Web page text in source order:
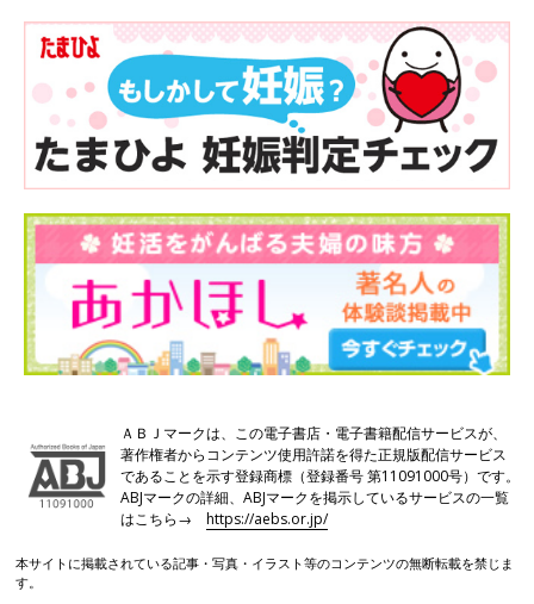
ＡＢＪマークは、この電子書店・電子書籍配信サービスが、
著作権者からコンテンツ使用許諾を得た正規版配信サービス
であることを示す登録商標（登録番号 第11091000号）です。
ABJマークの詳細、ABJマークを掲示しているサービスの一覧
はこちら→https://aebs.or.jp/
本サイトに掲載されている記事・写真・イラスト等のコンテンツの無断転載を禁じま
す。